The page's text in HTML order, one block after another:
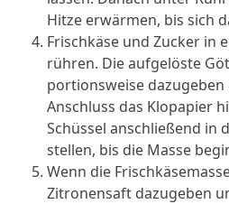
Hitze erwärmen, bis sich
Frischkäse und Zucker in
rühren. Die aufgelöste
portionsweise
Anschluss das Klopapier
Schüssel anschließend in
stellen, bis die Masse
Wenn die
Zitronensaft dazugeben